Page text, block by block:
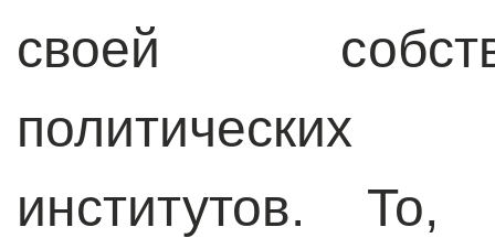
своей
политических
институтов.